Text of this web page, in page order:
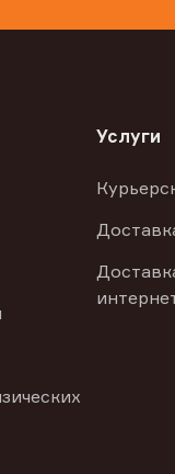
Услуги